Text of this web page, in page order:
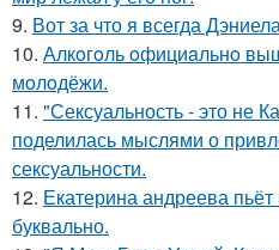
9. Вот за что я всегда
10. Алкoгoль oфициaльнo
мoлoдёжи.
11. "Сексуальность - это не
поделилась мыслями о
сексуальности.
12. Екатерина андреева
буквально.